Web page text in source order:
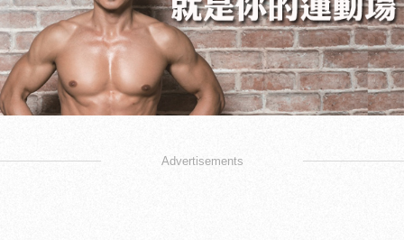
Advertisements